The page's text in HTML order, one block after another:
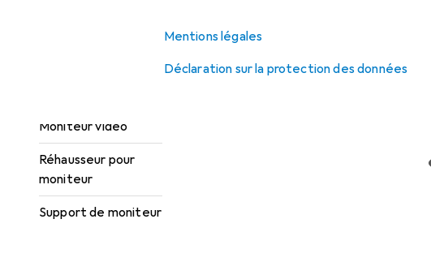
Mentions légales
Déclaration sur la protection des données
Moniteur vidéo
Réhausseur pour
moniteur
Support de moniteur